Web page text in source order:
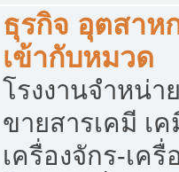
ธุรกิจ อุตสาห
เข้ากับหมวด
โรงงานจำหน่
ขายสารเคมี เ
เครื่องจักร-เค